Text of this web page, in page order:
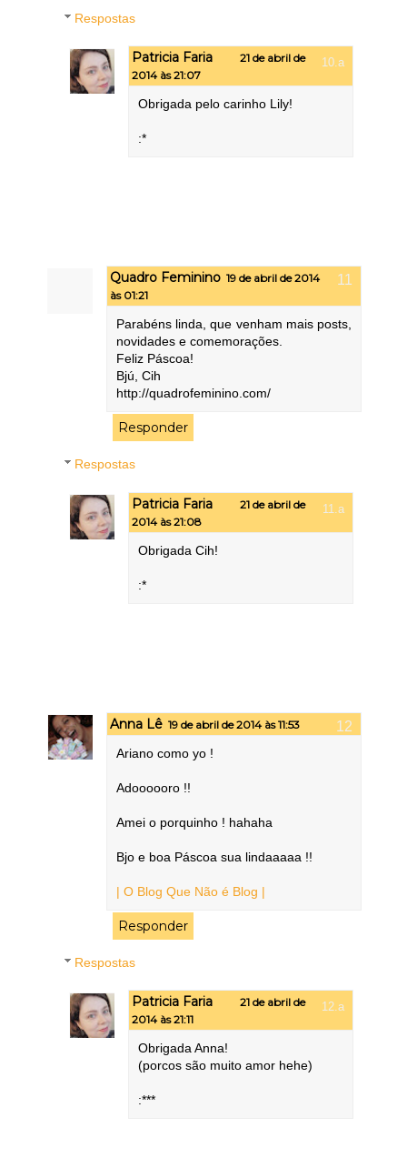
Respostas
Patricia Faria
21 de abril de
2014 às 21:07
Obrigada pelo carinho Lily!
:*
Quadro Feminino 19 de abril de 2014
às 01:21
Parabéns linda, que venham mais posts,
novidades e comemorações.
Feliz Páscoa!
Bjú, Cih
http://quadrofeminino.com/
Responder
Respostas
Patricia Faria
21 de abril de
2014 às 21:08
Obrigada Cih!
:*
Anna Lê 19 de abril de 2014 às 11:53
Ariano como yo !
Adoooooro !!
Amei o porquinho ! hahaha
Bjo e boa Páscoa sua lindaaaaa !!
| O Blog Que Não é Blog |
Responder
Respostas
Patricia Faria
21 de abril de
2014 às 21:11
Obrigada Anna!
(porcos são muito amor hehe)
:***